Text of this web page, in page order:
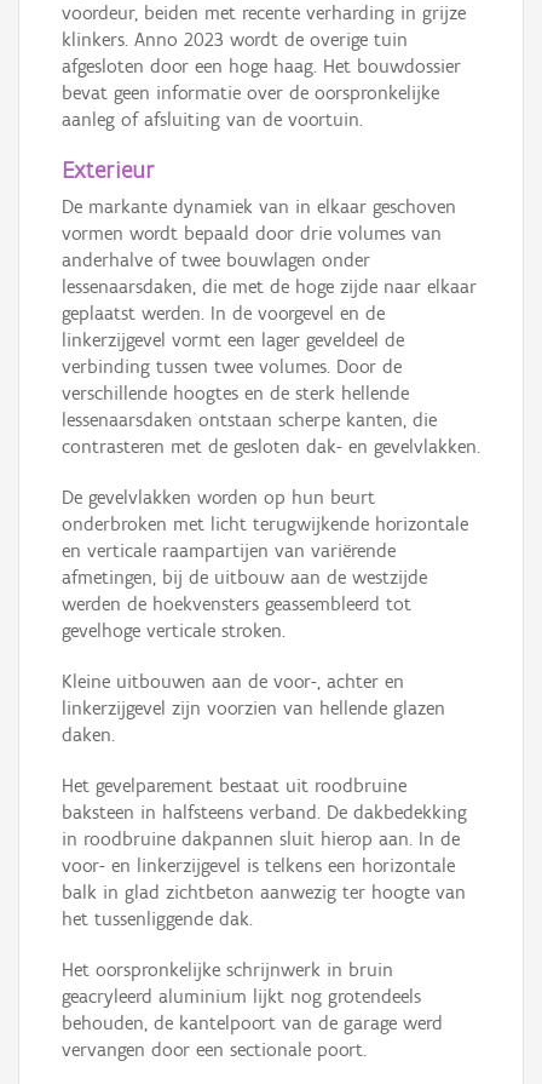
voordeur, beiden met recente verharding in grijze
klinkers. Anno 2023 wordt de overige tuin
afgesloten door een hoge haag. Het bouwdossier
bevat geen informatie over de oorspronkelijke
aanleg of afsluiting van de voortuin.
Exterieur
De markante dynamiek van in elkaar geschoven
vormen wordt bepaald door drie volumes van
anderhalve of twee bouwlagen onder
lessenaarsdaken, die met de hoge zijde naar elkaar
geplaatst werden. In de voorgevel en de
linkerzijgevel vormt een lager geveldeel de
verbinding tussen twee volumes. Door de
verschillende hoogtes en de sterk hellende
lessenaarsdaken ontstaan scherpe kanten, die
contrasteren met de gesloten dak- en gevelvlakken.
De gevelvlakken worden op hun beurt
onderbroken met licht terugwijkende horizontale
en verticale raampartijen van variërende
afmetingen, bij de uitbouw aan de westzijde
werden de hoekvensters geassembleerd tot
gevelhoge verticale stroken.
Kleine uitbouwen aan de voor-, achter en
linkerzijgevel zijn voorzien van hellende glazen
daken.
Het gevelparement bestaat uit roodbruine
baksteen in halfsteens verband. De dakbedekking
in roodbruine dakpannen sluit hierop aan. In de
voor- en linkerzijgevel is telkens een horizontale
balk in glad zichtbeton aanwezig ter hoogte van
het tussenliggende dak.
Het oorspronkelijke schrijnwerk in bruin
geacryleerd aluminium lijkt nog grotendeels
behouden, de kantelpoort van de garage werd
vervangen door een sectionale poort.